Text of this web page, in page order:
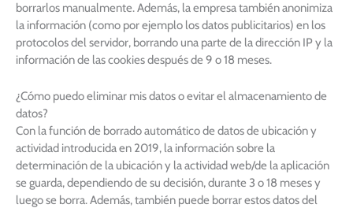
borrarlos manualmente. Además, la empresa también anonimiza
la información (como por ejemplo los datos publicitarios) en los
protocolos del servidor, borrando una parte de la dirección IP y la
información de las cookies después de 9 o 18 meses.
¿Cómo puedo eliminar mis datos o evitar el almacenamiento de
datos?
Con la función de borrado automático de datos de ubicación y
actividad introducida en 2019, la información sobre la
determinación de la ubicación y la actividad web/de la aplicación
se guarda, dependiendo de su decisión, durante 3 o 18 meses y
luego se borra. Además, también puede borrar estos datos del